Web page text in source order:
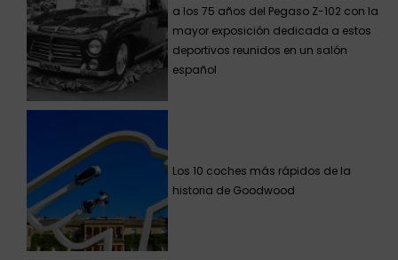
a los 75 años del Pegaso Z-102 con la
mayor exposición dedicada a estos
deportivos reunidos en un salón
español
Los 10 coches más rápidos de la
historia de Goodwood